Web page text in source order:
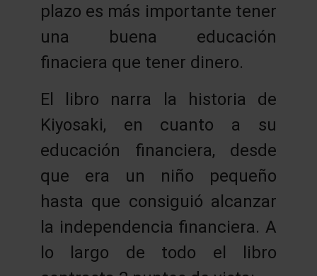
plazo es más importante tener
una buena educación
finaciera que tener dinero.
El libro narra la historia de
Kiyosaki, en cuanto a su
educación financiera, desde
que era un niño pequeño
hasta que consiguió alcanzar
la independencia financiera. A
lo largo de todo el libro